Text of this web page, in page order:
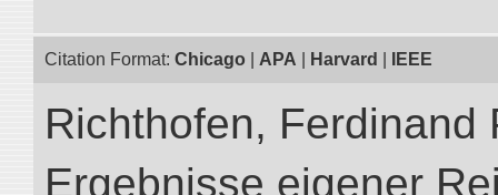
Citation Format: Chicago APA Harvard IEEE
Richthofen, Ferdinand
Ergebnisse eigener